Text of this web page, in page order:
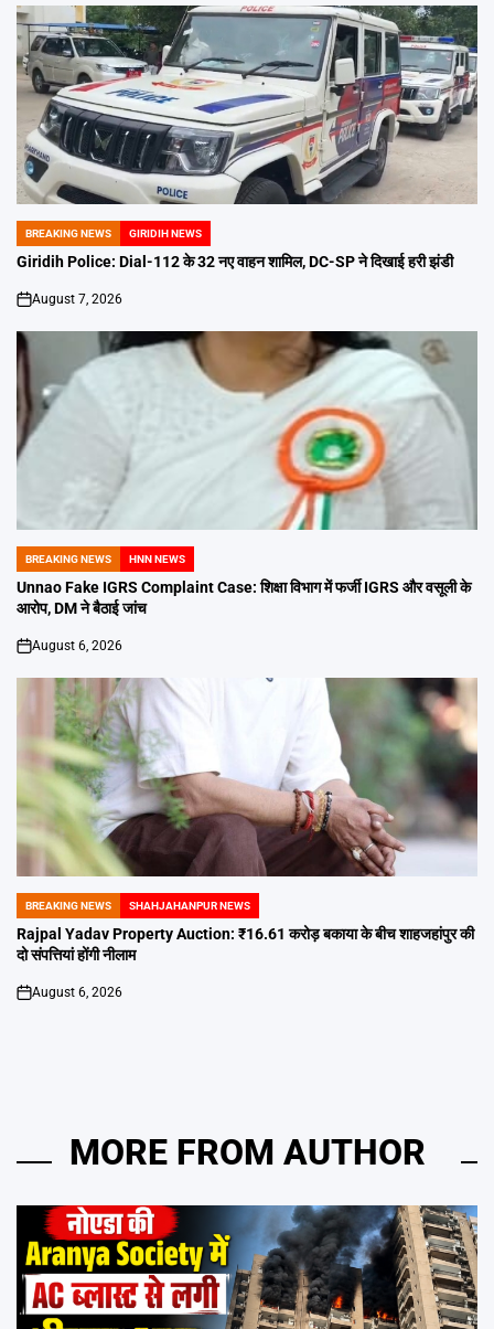
POSTED
IN
BREAKING NEWS GIRIDIH NEWS
Giridih Police: Dial-112 के 32 नए वाहन शामिल, DC-SP ने दिखाई हरी झंडी
on
August 7, 2026
POSTED
IN
BREAKING NEWS HNN NEWS
Unnao Fake IGRS Complaint Case: शिक्षा विभाग में फर्जी IGRS और वसूली के
आरोप, DM ने बैठाई जांच
on
August 6, 2026
POSTED
IN
BREAKING NEWS SHAHJAHANPUR NEWS
Rajpal Yadav Property Auction: ₹16.61 करोड़ बकाया के बीच शाहजहांपुर की
दो संपत्तियां होंगी नीलाम
on
August 6, 2026
MORE FROM AUTHOR